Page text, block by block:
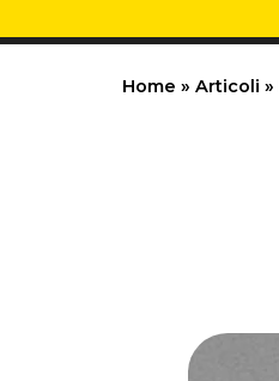
Home » Articoli »